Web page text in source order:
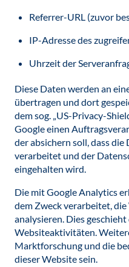
Referrer-URL (zuvor
IP-Adresse des
Uhrzeit der
Diese Daten werden an
übertragen und dort
dem sog. „US-Privacy-
Google einen
der absichern soll, dass
verarbeitet und der
eingehalten wird.
Die mit Google Analytics
dem Zweck verarbeitet,
analysieren. Dies
Websiteaktivitäten.
Marktforschung und die
dieser Website sein.